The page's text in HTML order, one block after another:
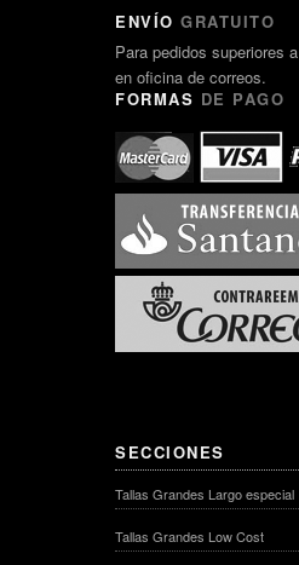
ENVÍO GRATUITO
Para pedidos superiores
en oficina de correos.
FORMAS DE PAGO
SECCIONES
Tallas Grandes Largo especial
Tallas Grandes Low Cost